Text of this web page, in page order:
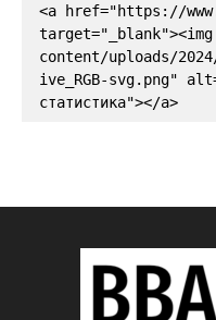
<a href="https://
content/uploads/
ive_RGB-svg.png"
статистика"></a>